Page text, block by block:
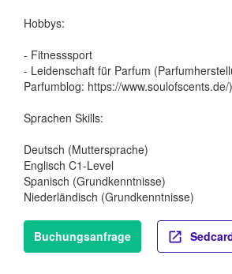
Hobbys:
- Fitnesssport
- Leidenschaft für Parfum
Parfumblog: https://www.soulofscents.de/)
Sprachen Skills:
Deutsch (Muttersprache)
Englisch C1-Level
Spanisch (Grundkenntnisse)
Niederländisch (Grundkenntnisse)
Buchungsanfrage